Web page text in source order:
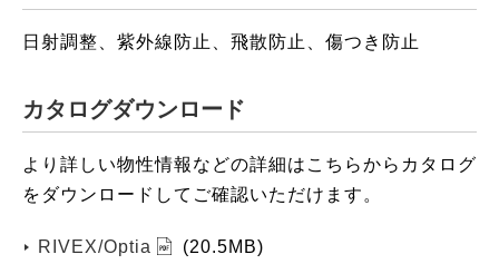
日射調整、紫外線防止、飛散防止、傷つき防止
カタログダウンロード
より詳しい物性情報などの詳細はこちらからカタログ
をダウンロードしてご確認いただけます。
RIVEX/Optia (20.5MB)